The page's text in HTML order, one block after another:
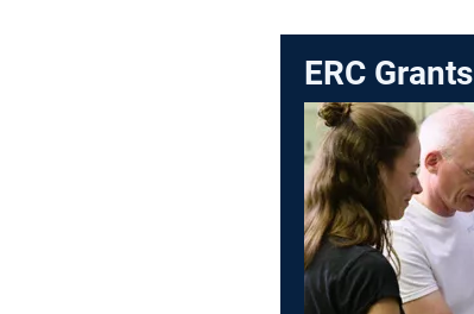
ERC Grants